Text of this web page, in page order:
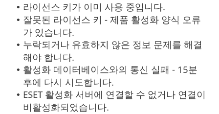
• 라이선스 키가 이미 사용 중입니다.
• 잘못된 라이선스 키 - 제품 활성화 양식 오류
가 있습니다.
• 누락되거나 유효하지 않은 정보 문제를 해결
해야 합니다.
• 활성화 데이터베이스와의 통신 실패 - 15분
후에 다시 시도합니다.
• ESET 활성화 서버에 연결할 수 없거나 연결이
비활성화되었습니다.